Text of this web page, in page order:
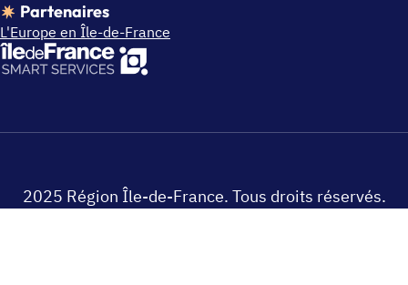
Partenaires
L'Europe en Île-de-France
2025 Région Île-de-France. Tous droits réservés.